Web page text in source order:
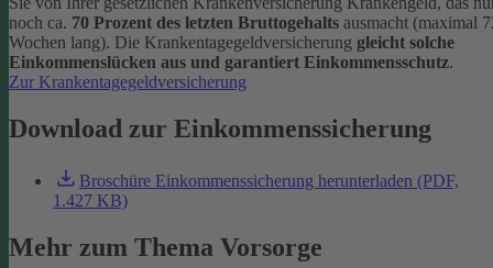
noch ca. 70 Prozent des letzten Bruttogehalts ausmacht (maximal
Wochen lang). Die Krankentagegeldversicherung gleicht solche
Einkommenslücken aus und garantiert Einkommensschutz.
Zur Krankentagegeldversicherung
Download zur Einkommenssicherung
Broschüre Einkommenssicherung herunterladen (PDF,
1.427 KB)
Mehr zum Thema Vorsorge